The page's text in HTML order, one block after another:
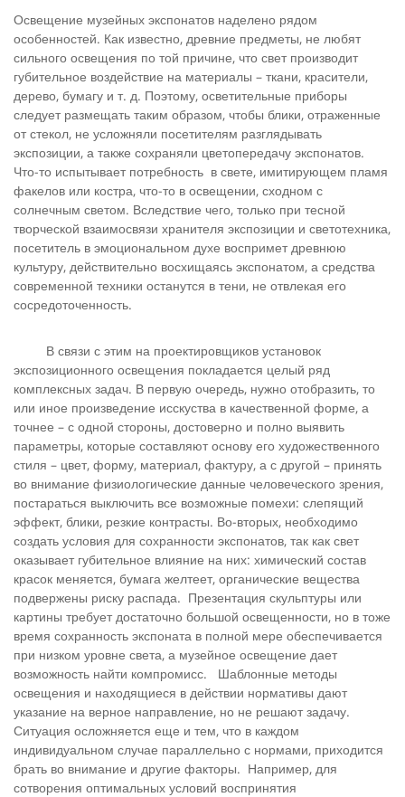
Освещение музейных экспонатов наделено рядом
особенностей. Как известно, древние предметы, не любят
сильного освещения по той причине, что свет производит
губительное воздействие на материалы – ткани, красители,
дерево, бумагу и т. д. Поэтому, осветительные приборы
следует размещать таким образом, чтобы блики, отраженные
от стекол, не усложняли посетителям разглядывать
экспозиции, а также сохраняли цветопередачу экспонатов.
Что-то испытывает потребность в свете, имитирующем пламя
факелов или костра, что-то в освещении, сходном с
солнечным светом. Вследствие чего, только при тесной
творческой взаимосвязи хранителя экспозиции и светотехника,
посетитель в эмоциональном духе воспримет древнюю
культуру, действительно восхищаясь экспонатом, а средства
современной техники останутся в тени, не отвлекая его
сосредоточенность.
В связи с этим на проектировщиков установок
экспозиционного освещения покладается целый ряд
комплексных задач. В первую очередь, нужно отобразить, то
или иное произведение исскуства в качественной форме, а
точнее – с одной стороны, достоверно и полно выявить
параметры, которые составляют основу его художественного
стиля – цвет, форму, материал, фактуру, а с другой – принять
во внимание физиологические данные человеческого зрения,
постараться выключить все возможные помехи: слепящий
эффект, блики, резкие контрасты. Во-вторых, необходимо
создать условия для сохранности экспонатов, так как свет
оказывает губительное влияние на них: химический состав
красок меняется, бумага желтеет, органические вещества
подвержены риску распада. Презентация скульптуры или
картины требует достаточно большой освещенности, но в тоже
время сохранность экспоната в полной мере обеспечивается
при низком уровне света, а музейное освещение дает
возможность найти компромисс. Шаблонные методы
освещения и находящиеся в действии нормативы дают
указание на верное направление, но не решают задачу.
Ситуация осложняется еще и тем, что в каждом
индивидуальном случае параллельно с нормами, приходится
брать во внимание и другие факторы. Например, для
сотворения оптимальных условий воспринятия